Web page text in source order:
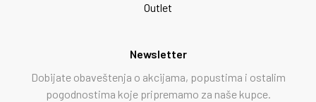
Outlet
Newsletter
Dobijate obaveštenja o akcijama, popustima i ostalim
pogodnostima koje pripremamo za naše kupce.